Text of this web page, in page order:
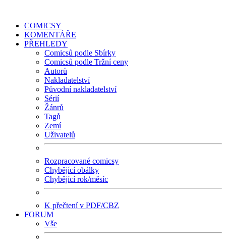
COMICSY
KOMENTÁŘE
PŘEHLEDY
Comicsů podle Sbírky
Comicsů podle Tržní ceny
Autorů
Nakladatelství
Původní nakladatelství
Sérií
Žánrů
Tagů
Zemí
Uživatelů
Rozpracované comicsy
Chybějící obálky
Chybějící rok/měsíc
K přečtení v PDF/CBZ
FORUM
Vše